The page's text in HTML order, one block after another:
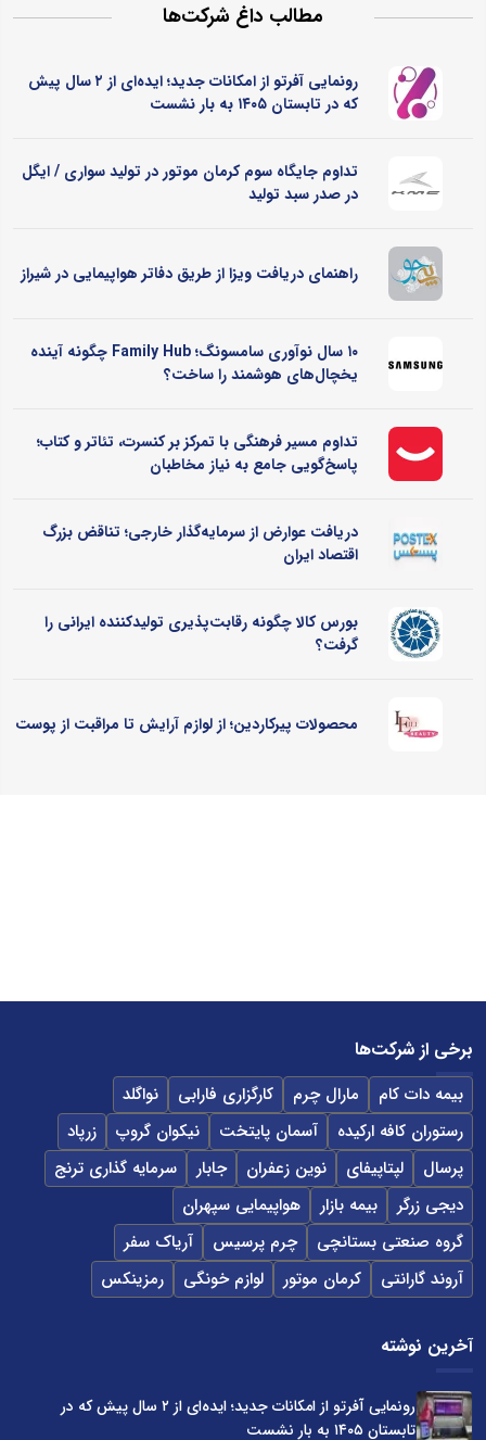
مطالب داغ شرکت‌ها
رونمایی آفرتو از امکانات جدید؛ ایده‌ای از ۲ سال پیش
که در تابستان ۱۴۰۵ به بار نشست
تداوم جایگاه سوم کرمان موتور در تولید سواری / ایگل
در صدر سبد تولید
راهنمای دریافت ویزا از طریق دفاتر هواپیمایی در شیراز
۱۰ سال نوآوری سامسونگ؛ Family Hub چگونه آینده
یخچال‌های هوشمند را ساخت؟
تداوم مسیر فرهنگی با تمرکز بر کنسرت، تئاتر و کتاب؛
پاسخ‌گویی جامع به نیاز مخاطبان
دریافت عوارض از سرمایه‌گذار خارجی؛ تناقض بزرگ
اقتصاد ایران
بورس کالا چگونه رقابت‌پذیری تولیدکننده ایرانی را
گرفت؟
محصولات پیرکاردین؛ از لوازم آرایش تا مراقبت از پوست
برخی از شرکت‌ها
بیمه دات کام مارال چرم کارگزاری فارابی
نواگلد
رستوران کافه ارکیده
آسمان پایتخت نیکوان گروپ
زرپاد
پرسال
لپتاپیفای نوین زعفران جابار
سرمایه گذاری ترنج
دیجی زرگر
بیمه بازار
هواپیمایی سپهران
گروه صنعتی بستانچی
چرم پرسیس
آریاک سفر
آروند گارانتی
کرمان موتور لوازم خونگی رمزینکس
آخرین نوشته
رونمایی آفرتو از امکانات جدید؛ ایده‌ای از ۲ سال پیش که در
تابستان ۱۴۰۵ به بار نشست